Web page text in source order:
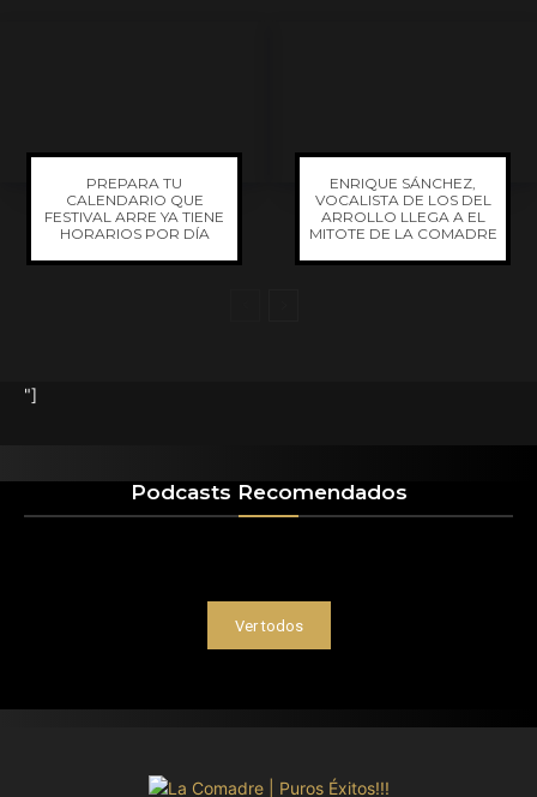
PREPARA TU
CALENDARIO QUE
FESTIVAL ARRE YA TIENE
HORARIOS POR DÍA
ENRIQUE SÁNCHEZ,
VOCALISTA DE LOS DEL
ARROLLO LLEGA A EL
MITOTE DE LA COMADRE
"]
Podcasts Recomendados
Ver todos